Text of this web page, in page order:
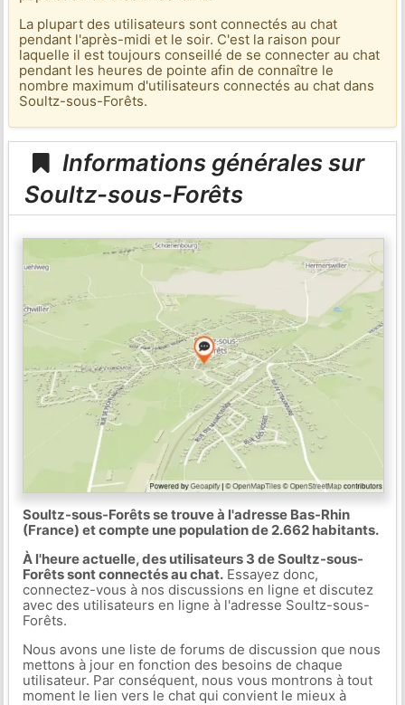
La plupart des utilisateurs sont connectés au chat
pendant l'après-midi et le soir. C'est la raison pour
laquelle il est toujours conseillé de se connecter au chat
pendant les heures de pointe afin de connaître le
nombre maximum d'utilisateurs connectés au chat dans
Soultz-sous-Forêts.
Informations générales sur
Soultz-sous-Forêts
Soultz-sous-Forêts se trouve à l'adresse Bas-Rhin
(France) et compte une population de 2.662 habitants.
À l'heure actuelle, des utilisateurs 3 de Soultz-sous-
Forêts sont connectés au chat.Essayez donc,
connectez-vous à nos discussions en ligne et discutez
avec des utilisateurs en ligne à l'adresse Soultz-sous-
Forêts.
Nous avons une liste de forums de discussion que nous
mettons à jour en fonction des besoins de chaque
utilisateur. Par conséquent, nous vous montrons à tout
moment le lien vers le chat qui convient le mieux à